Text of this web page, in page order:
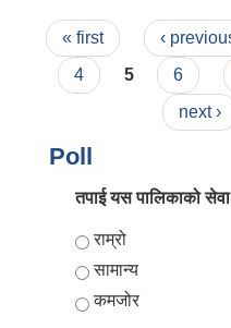
Pages
« first ‹
4
5 6
next ›
Poll
तपाई यस पालिकाको
Choices
राम्रो
सामान्य
कमजोर